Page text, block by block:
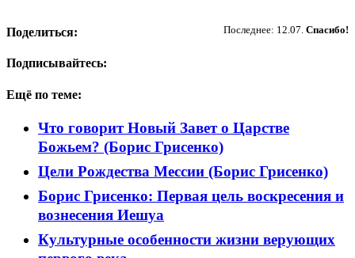
Последнее: 12.07. Спасибо!
Поделиться:
Подписывайтесь:
Ещё по теме:
Что говорит Новый Завет о Царстве
Божьем? (Борис Грисенко)
Цели Рождества Мессии (Борис Грисенко)
Борис Грисенко: Первая цель воскресения и
вознесения Иешуа
Культурные особенности жизни верующих